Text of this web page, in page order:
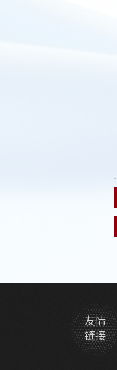
友情
链接